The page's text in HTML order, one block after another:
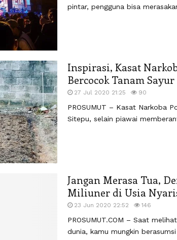
pintar, pengguna bisa
Inspirasi, Kasat
Bercocok Tanam Sayur
27 Jul 2020 21:25 90
PROSUMUT – Kasat Narkoba
Sitepu, selain piawai
Jangan Merasa Tua,
Miliuner di Usia
23 Jun 2020 22:52 146
PROSUMUT.COM – Saat
dunia, kamu mungkin